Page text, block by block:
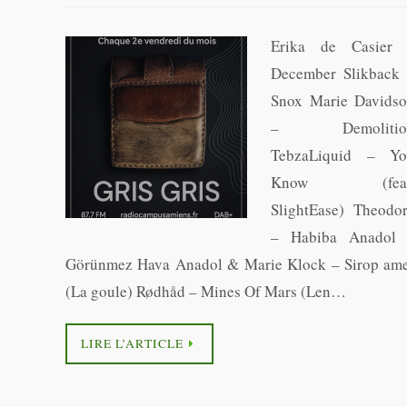
Erika de Casier
December Slikback
Snox Marie
–
TebzaLiquid –
Know
SlightEase)
– Habiba Anadol
Görünmez Hava Anadol & Marie Klock – Sirop
(La goule) Rødhåd – Mines Of Mars (Len…
LIRE L’ARTICLE